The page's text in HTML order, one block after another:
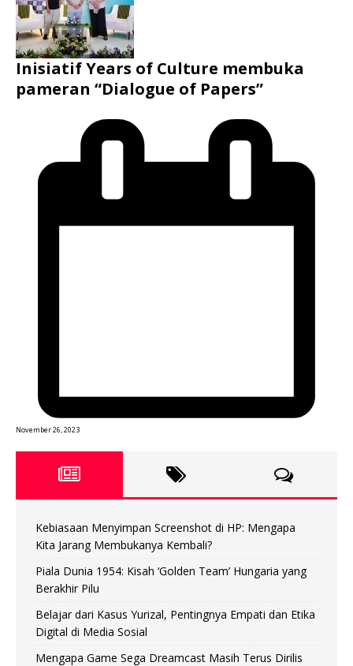
Inisiatif Years of Culture membuka
pameran “Dialogue of Papers”
November 26, 2023
Kebiasaan Menyimpan Screenshot di HP: Mengapa
Kita Jarang Membukanya Kembali?
Piala Dunia 1954: Kisah ‘Golden Team’ Hungaria yang
Berakhir Pilu
Belajar dari Kasus Yurizal, Pentingnya Empati dan Etika
Digital di Media Sosial
Mengapa Game Sega Dreamcast Masih Terus Dirilis